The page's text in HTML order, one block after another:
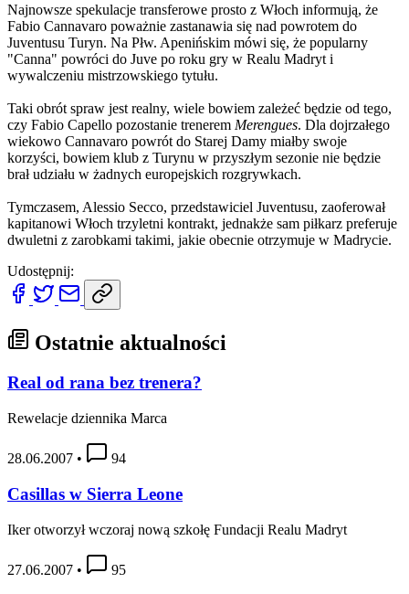
Najnowsze spekulacje transferowe prosto z Włoch informują, że
Fabio Cannavaro poważnie zastanawia się nad powrotem do
Juventusu Turyn. Na Płw. Apenińskim mówi się, że popularny
"Canna" powróci do Juve po roku gry w Realu Madryt i
wywalczeniu mistrzowskiego tytułu.
Taki obrót spraw jest realny, wiele bowiem zależeć będzie od tego,
czy Fabio Capello pozostanie trenerem Merengues. Dla dojrzałego
wiekowo Cannavaro powrót do Starej Damy miałby swoje
korzyści, bowiem klub z Turynu w przyszłym sezonie nie będzie
brał udziału w żadnych europejskich rozgrywkach.
Tymczasem, Alessio Secco, przedstawiciel Juventusu, zaoferował
kapitanowi Włoch trzyletni kontrakt, jednakże sam piłkarz preferuje
dwuletni z zarobkami takimi, jakie obecnie otrzymuje w Madrycie.
Udostępnij:
Ostatnie aktualności
Real od rana bez trenera?
Rewelacje dziennika Marca
28.06.2007 • 94
Casillas w Sierra Leone
Iker otworzył wczoraj nową szkołę Fundacji Realu Madryt
27.06.2007 • 95